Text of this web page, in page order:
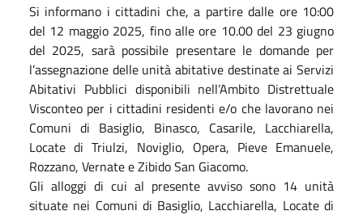
Si informano i cittadini che, a partire dalle ore 10:00
del 12 maggio 2025, finoalle ore 10.00 del 23 giugno
del 2025, sarà possibile presentare le domande per
l’assegnazione delle unità abitative destinate aiServizi
Abitativi Pubblici disponibili nell’Ambito Distrettuale
Visconteo per i cittadini residenti e/o che lavorano nei
Comuni di Basiglio, Binasco, Casarile, Lacchiarella,
Locatedi Triulzi, Noviglio, Opera, Pieve Emanuele,
Rozzano, Vernate e Zibido San Giacomo.
Gli alloggi di cui al presente avviso sono 14 unità
situate nei Comuni di Basiglio, Lacchiarella, Locate di